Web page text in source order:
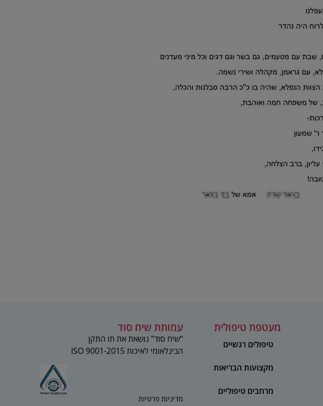
מעטפת טיפולית
טיפולים רגשיים
מקצועות הבריאות
מרחבים טיפוליים
עמותת שיח סוד
“שיח סוד” נושאת את תו התקן
הבינלאומי לאיכות 2015-ISO 9001
מדיניות פרטיות